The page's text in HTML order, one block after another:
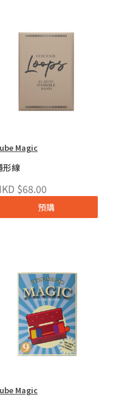
Magic
形線
$68.00
預購
Magic